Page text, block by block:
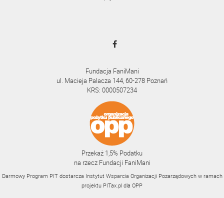
Fundacja FaniMani
ul. Macieja Palacza 144, 60-278 Poznań
KRS: 0000507234
Przekaż 1,5% Podatku
na rzecz Fundacji FaniMani
Darmowy Program PIT dostarcza Instytut Wsparcia Organizacji Pozarządowych w ramach
projektu PITax.pl dla OPP